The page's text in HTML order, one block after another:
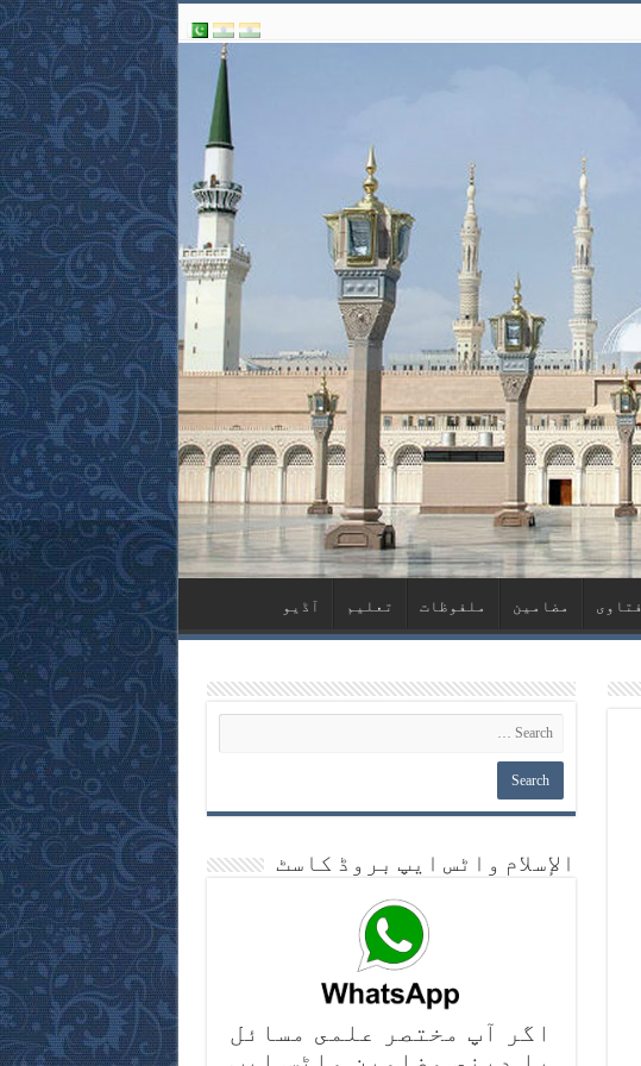
فتاوی مضامین ملفوظات تعلیم آڈیو
الإسلام واٹس ايپ بروڈ کاسٹ
اگر آپ مختصر علمى مسائل
يا دينى مضامين واٹس ايپ